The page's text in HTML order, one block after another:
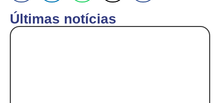
Últimas notícias